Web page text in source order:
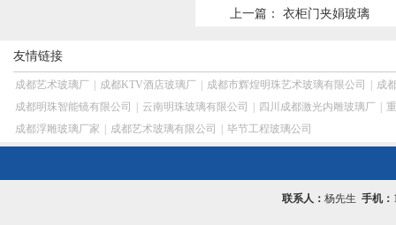
上一篇： 衣柜门夹娟玻璃
友情链接
成都艺术玻璃厂 成都KTV酒店玻璃厂 成都市辉煌明珠艺术玻璃有限公司
成
成都明珠智能镜有限公司
云南明珠玻璃有限公司 四川成都激光内雕玻璃厂
成都浮雕玻璃厂家
成都艺术玻璃有限公司 毕节工程玻璃公司
联系人： 杨先生 手机：